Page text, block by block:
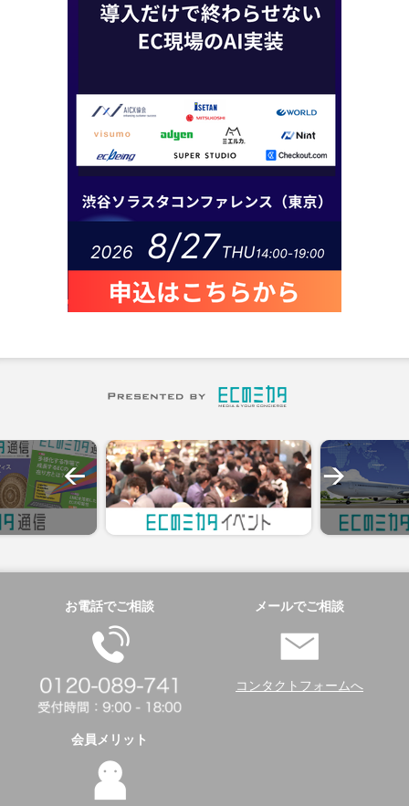
お電話でご相談 メールでご相談
コンタクトフォームへ
会員メリット